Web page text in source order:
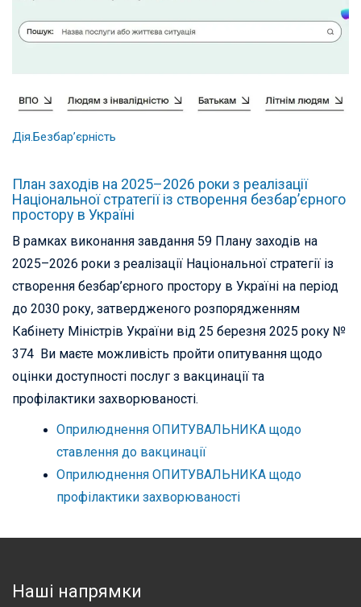
Дія.Безбар’єрність
План заходів на 2025–2026 роки з реалізації
Національної стратегії із створення безбар’єрного
простору в Україні
В рамках виконання завдання 59 Плану заходів на
2025–2026 роки з реалізації Національної стратегії із
створення безбар’єрного простору в Україні на період
до 2030 року, затвердженого розпорядженням
Кабінету Міністрів України від 25 березня 2025 року №
374 Ви маєте можливість пройти опитування щодо
оцінки доступності послуг з вакцинації та
профілактики захворюваності.
Оприлюднення ОПИТУВАЛЬНИКА щодо
ставлення до вакцинації
Оприлюднення ОПИТУВАЛЬНИКА щодо
профілактики захворюваності
Наші напрямки